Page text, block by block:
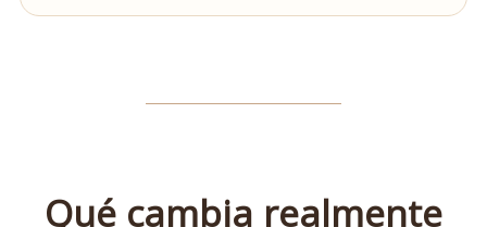
Qué cambia realmente